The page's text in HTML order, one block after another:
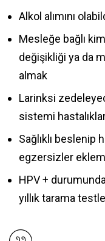
Alkol alımını
Mesleğe bağlı
değişikliği ya da
almak
Larinksi
sistemi
Sağlıklı beslenip
egzersizler
HPV +
yıllık tarama